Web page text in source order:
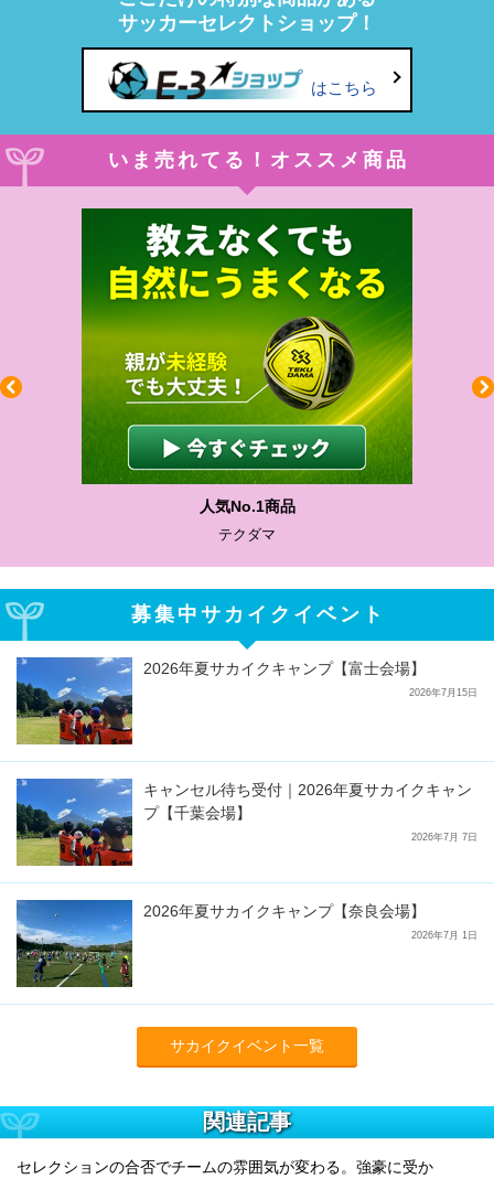
サッカーセレクトショップ！
はこちら
いま売れてる！オススメ商品
人気No.1商品
テクダマ
募集中サカイクイベント
2026年夏サカイクキャンプ【富士会場】
2026年7月15日
キャンセル待ち受付｜2026年夏サカイクキャン
プ【千葉会場】
2026年7月 7日
2026年夏サカイクキャンプ【奈良会場】
2026年7月 1日
サカイクイベント一覧
関連記事
セレクションの合否でチームの雰囲気が変わる。強豪に受か